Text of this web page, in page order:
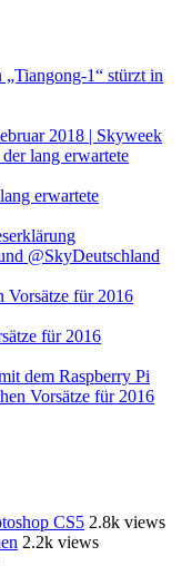
„Tiangong-1“ stürzt in
2018 | Skyweek
lang erwartete
erwartete
@SkyDeutschland
Vorsätze für 2016
für 2016
dem Raspberry Pi
Vorsätze für 2016
CS5 2.8k views
2.2k views